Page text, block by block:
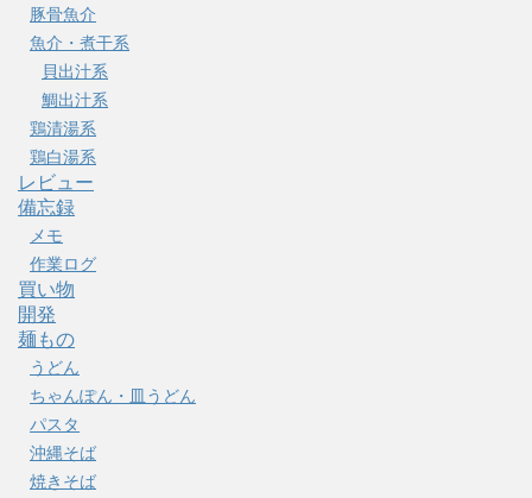
豚骨魚介
魚介・煮干系
貝出汁系
鯛出汁系
鶏清湯系
鶏白湯系
レビュー
備忘録
メモ
作業ログ
買い物
開発
麺もの
うどん
ちゃんぽん・皿うどん
パスタ
沖縄そば
焼きそば